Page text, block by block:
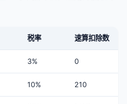
税率 速算扣除数
3% 0
10% 210